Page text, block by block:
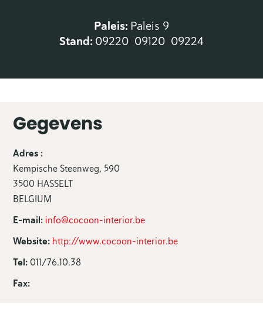
Paleis: Paleis 9
Stand: 09220 09120 09224
Gegevens
Adres :
Kempische Steenweg, 590
3500 HASSELT
BELGIUM
E-mail: info@cocoon-interior.be
Website: http://www.cocoon-interior.be
Tel: 011/76.10.38
Fax: